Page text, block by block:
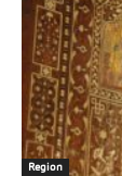
Region